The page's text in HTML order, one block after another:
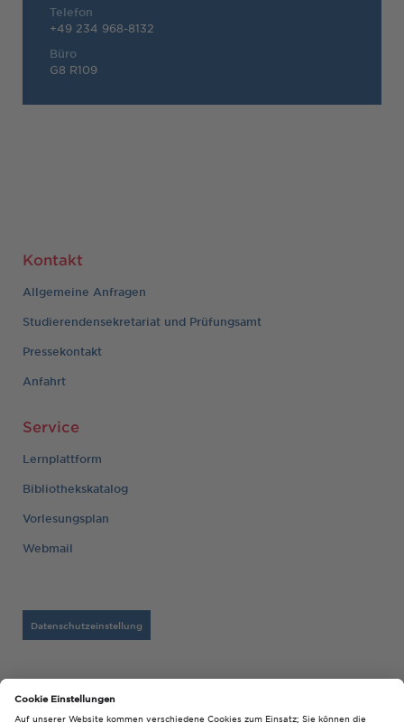
Telefon
+49 234 968-8132
Büro
G8 R109
Kontakt
Allgemeine Anfragen
Studierendensekretariat und Prüfungsamt
Pressekontakt
Anfahrt
Service
Lernplattform
Bibliothekskatalog
Vorlesungsplan
Webmail
Datenschutzeinstellung